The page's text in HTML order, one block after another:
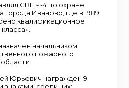
СВПЧ-4 по охране
города Иваново, где в 1989
квалификационное
начальником
пожарного
Юрьевич награжден 9